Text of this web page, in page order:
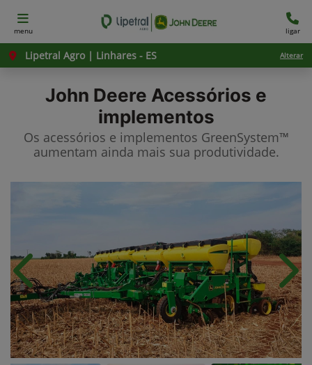
menu ligar
Lipetral Agro | Linhares - ES Alterar
John Deere Acessórios e
implementos
Os acessórios e implementos GreenSystem™
aumentam ainda mais sua produtividade.​
Anterior